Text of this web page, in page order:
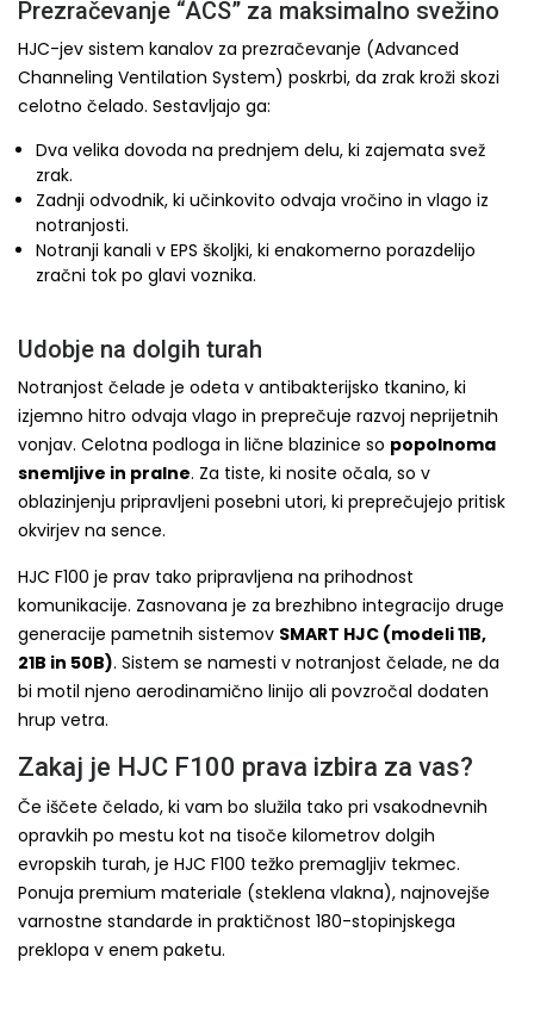
Prezračevanje “ACS” za maksimalno svežino
HJC-jev sistem kanalov za prezračevanje (Advanced
Channeling Ventilation System) poskrbi, da zrak kroži skozi
celotno čelado. Sestavljajo ga:
Dva velika dovoda na prednjem delu, ki zajemata svež
zrak.
Zadnji odvodnik, ki učinkovito odvaja vročino in vlago iz
notranjosti.
Notranji kanali v EPS školjki, ki enakomerno porazdelijo
zračni tok po glavi voznika.
Udobje na dolgih turah
Notranjost čelade je odeta v antibakterijsko tkanino, ki
izjemno hitro odvaja vlago in preprečuje razvoj neprijetnih
vonjav. Celotna podloga in lične blazinice so popolnoma
snemljive in pralne. Za tiste, ki nosite očala, so v
oblazinjenju pripravljeni posebni utori, ki preprečujejo pritisk
okvirjev na sence.
HJC F100 je prav tako pripravljena na prihodnost
komunikacije. Zasnovana je za brezhibno integracijo druge
generacije pametnih sistemov SMART HJC (modeli 11B,
21B in 50B). Sistem se namesti v notranjost čelade, ne da
bi motil njeno aerodinamično linijo ali povzročal dodaten
hrup vetra.
Zakaj je HJC F100 prava izbira za vas?
Če iščete čelado, ki vam bo služila tako pri vsakodnevnih
opravkih po mestu kot na tisoče kilometrov dolgih
evropskih turah, je HJC F100 težko premagljiv tekmec.
Ponuja premium materiale (steklena vlakna), najnovejše
varnostne standarde in praktičnost 180-stopinjskega
preklopa v enem paketu.